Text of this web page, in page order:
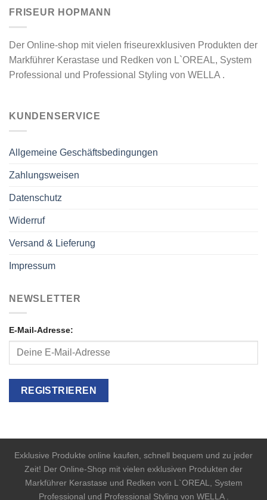
FRISEUR HOPMANN
Der Online-shop mit vielen friseurexklusiven Produkten der
Markführer Kerastase und Redken von L`OREAL, System
Professional und Professional Styling von WELLA .
KUNDENSERVICE
Allgemeine Geschäftsbedingungen
Zahlungsweisen
Datenschutz
Widerruf
Versand & Lieferung
Impressum
NEWSLETTER
E-Mail-Adresse:
Exklusive Produkte online kaufen, schnell bequem und zu jeder
Zeit! Der Online-Shop mit vielen exklusiven Produkten der
Markführer Kerastase und Redken von L`OREAL, System
Professional und Professional Styling von WELLA .